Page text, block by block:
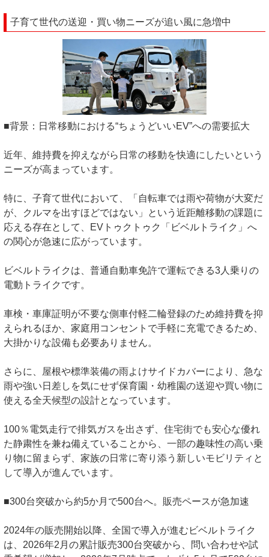
子育て世代の送迎・買い物ニーズが追い風に急増中
■背景：日常移動における“ちょうどいいEV”への需要拡大
近年、維持費を抑えながら日常の移動を快適にしたいという
ニーズが高まっています。
特に、子育て世代において、「自転車では雨や荷物が大変だ
が、クルマを出すほどではない」という近距離移動の課題に
応える存在として、EVトゥクトゥク「ビベルトライク」へ
の関心が急速に広がっています。
ビベルトライクは、普通自動車免許で運転できる3人乗りの
電動トライクです。
車検・車庫証明が不要な側車付軽二輪登録のため維持費を抑
えられるほか、家庭用コンセントで手軽に充電できるため、
大掛かりな設備も必要ありません。
さらに、屋根や標準装備の雨よけサイドカバーにより、急な
雨や強い日差しを気にせず保育園・幼稚園の送迎や買い物に
使える全天候型の設計となっています。
100％電気走行で排気ガスを出さず、住宅街でも安心な優れ
た静粛性を兼ね備えていることから、一部の趣味性の高い乗
り物に留まらず、家族の日常に寄り添う新しいモビリティと
して導入が進んでいます。
■300台突破から約5か月で500台へ。販売ペースが急加速
2024年の販売開始以降、全国で導入が進むビベルトライク
は、2026年2月の累計販売300台突破から、問い合わせや試